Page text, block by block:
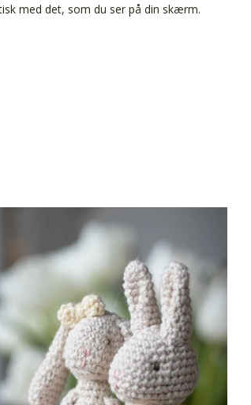
med det, som du ser på din skærm.